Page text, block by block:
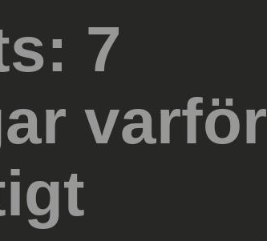
7
varför